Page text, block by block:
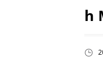
h